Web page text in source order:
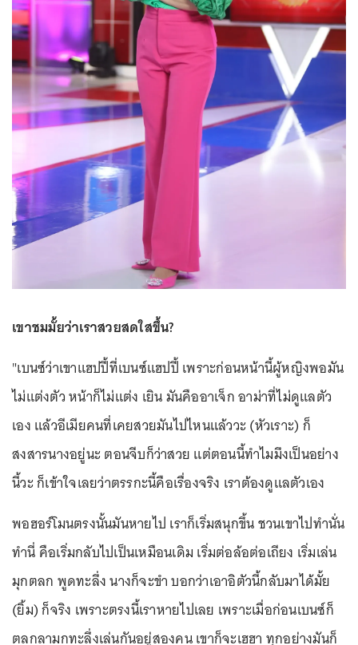
เขาชมมั้ยว่าเราสวยสดใสขึ้น?
"เบนซ์ว่าเขาแฮปปี้ที่เบนซ์แฮปปี้ เพราะก่อนหน้านี้ผู้หญิงพอมัน
ไม่แต่งตัว หน้าก็ไม่แต่ง เยิน มันคืออาเจ็ก อาม่าที่ไม่ดูแลตัว
เอง แล้วอีเมียคนที่เคยสวยมันไปไหนแล้ววะ (หัวเราะ) ก็
สงสารนางอยู่นะ ตอนจีบก็ว่าสวย แต่ตอนนี้ทำไมมึงเป็นอย่าง
นี้วะ ก็เข้าใจเลยว่าตรรกะนี้คือเรื่องจริง เราต้องดูแลตัวเอง
พอฮอร์โมนตรงนั้นมันหายไป เราก็เริ่มสนุกขึ้น ชวนเขาไปทำนั่น
ทำนี่ คือเริ่มกลับไปเป็นเหมือนเดิม เริ่มต่อล้อต่อเถียง เริ่มเล่น
มุกตลก พูดทะลึ่ง นางก็จะขำ บอกว่าเอาอิตัวนี้กลับมาได้มั้ย
(ยิ้ม) ก็จริง เพราะตรงนี้เราหายไปเลย เพราะเมื่อก่อนเบนซ์ก็
ตลกลามกทะลึ่งเล่นกันอยู่สองคน เขาก็จะเฮฮา ทุกอย่างมันก็